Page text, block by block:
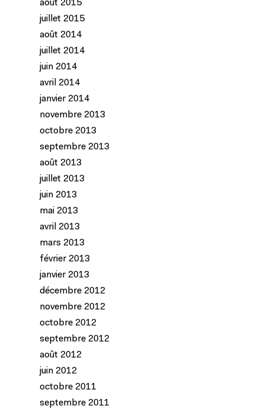
août 2015
juillet 2015
août 2014
juillet 2014
juin 2014
avril 2014
janvier 2014
novembre 2013
octobre 2013
septembre 2013
août 2013
juillet 2013
juin 2013
mai 2013
avril 2013
mars 2013
février 2013
janvier 2013
décembre 2012
novembre 2012
octobre 2012
septembre 2012
août 2012
juin 2012
octobre 2011
septembre 2011